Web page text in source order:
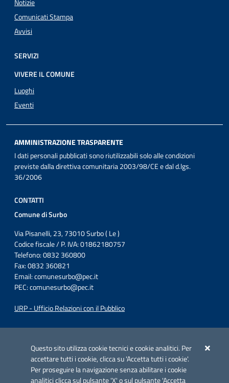
Questo sito utilizza cookie tecnici e cookie analitici. Per
accettare tutti i cookie, clicca su 'Accetta tutti i cookie'.
Per proseguire la navigazione senza abilitare i cookie
analitici clicca sul pulsante 'X' o sul pulsante 'Accetta
Notizie
Comunicati Stampa
Avvisi
SERVIZI
VIVERE IL COMUNE
Luoghi
Eventi
AMMINISTRAZIONE TRASPARENTE
I dati personali pubblicati sono riutilizzabili solo alle condizioni
previste dalla direttiva comunitaria 2003/98/CE e dal d.lgs.
36/2006
CONTATTI
Comune di Surbo
Via Pisanelli, 23, 73010 Surbo ( Le )
Codice fiscale / P. IVA: 01862180757
Telefono: 0832 360800
Fax: 0832 360821
Email:comunesurbo@pec.it
PEC:comunesurbo@pec.it
URP - Ufficio Relazioni con il Pubblico
Azione 2.3.